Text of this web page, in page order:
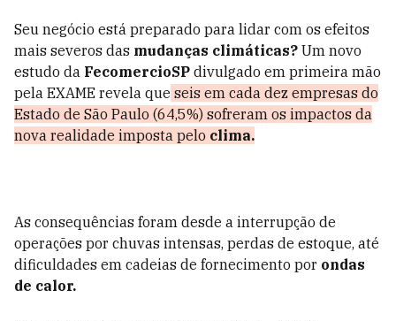
Seu negócio está preparado para lidar com os efeitos
mais severos das mudanças climáticas? Um novo
estudo da FecomercioSP divulgado em primeira mão
pela EXAME revela que seis em cada dez empresas do
Estado de São Paulo (64,5%) sofreram os impactos da
nova realidade imposta pelo clima.
As consequências foram desde a interrupção de
operações por chuvas intensas, perdas de estoque, até
dificuldades em cadeias de fornecimento por ondas
de calor.